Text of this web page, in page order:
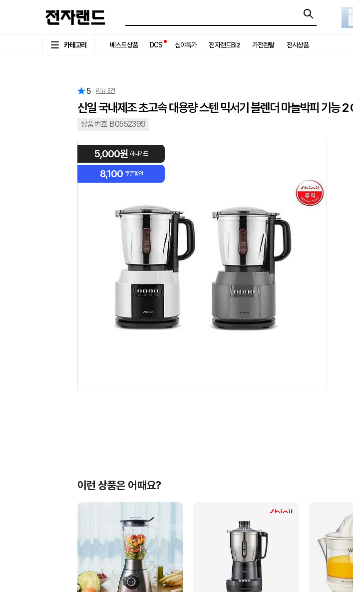
카테고리 베스트상품 DCS 심야특가 전자랜드Biz 가전렌탈 전시상품
5 리뷰 3건
신일 국내제조 초고속 대용량 스텐 믹서기 블렌더 마늘박피 기능 2
상품번호 B0552399
5,000원 하나카드
8,100 쿠폰할인
이런 상품은 어때요?